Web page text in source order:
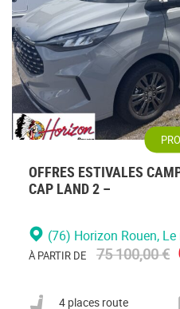
OFFRES ESTIVALES
CAP LAND 2 –
(76) Horizon Rouen,
À PARTIR DE 75 100,00 €
Nombre de places carte grise
4 places route